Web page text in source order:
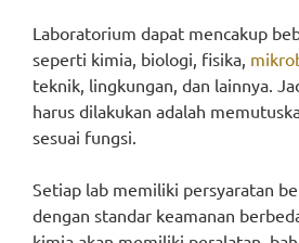
Laboratorium dapat mencakup
seperti kimia, biologi, fisika,
teknik, lingkungan, dan lainnya.
harus dilakukan adalah
sesuai fungsi.
Setiap lab memiliki persyaratan
dengan standar keamanan